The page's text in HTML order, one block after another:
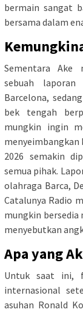
bermain sangat
bersama dalam
Sementara Ake
sebuah
Barcelona,
bek tengah
mungkin ingin
menyeimbangkan
2026 semakin
semua pihak.
olahraga Barca,
Catalunya Radio
mungkin bersedia
menyebutkan
Apa yang
Untuk saat ini,
internasional
asuhan Ronald